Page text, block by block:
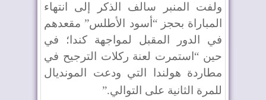
ولفت المنبر سالف الذكر إلى انتهاء
المباراة بحجز “أسود الأطلس” مقعدهم
في الدور المقبل لمواجهة كندا؛ في
حين “استمرت لعنة ركلات الترجيح في
مطاردة هولندا التي ودعت المونديال
للمرة الثانية على التوالي”.